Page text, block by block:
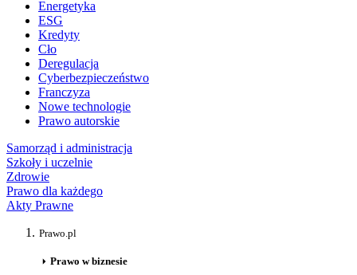
Energetyka
ESG
Kredyty
Cło
Deregulacja
Cyberbezpieczeństwo
Franczyza
Nowe technologie
Prawo autorskie
Samorząd i administracja
Szkoły i uczelnie
Zdrowie
Prawo dla każdego
Akty Prawne
Prawo.pl
Prawo w biznesie